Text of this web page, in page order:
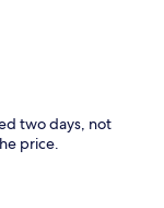
two days, not
price.